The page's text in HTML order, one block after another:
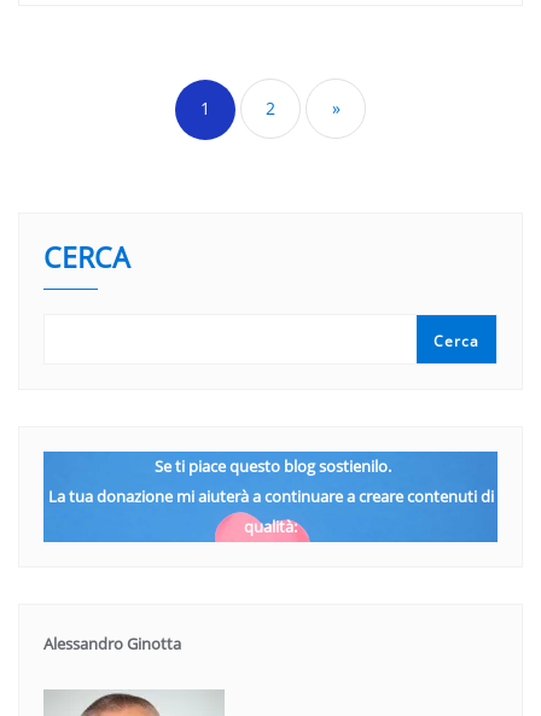
degli
articoli
1 2 »
CERCA
Cerca
Se ti piace questo blog sostienilo.
La tua donazione mi aiuterà a continuare a creare contenuti di
qualità:
Alessandro Ginotta